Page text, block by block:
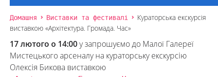
Домашня Виставки та фестивалі
Кураторська екскурсія
виставкою «Архітектура. Громада. Час»
17 лютого о 14:00у запрошуємо до Малої Галереї
Мистецького арсеналу на кураторську екскурсію
Олексія Бикова виставкою